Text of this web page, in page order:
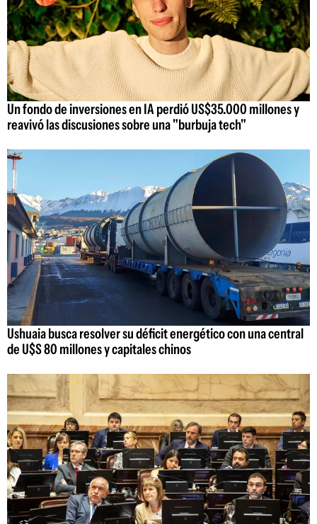
Un fondo de inversiones en IA perdió US$35.000 millones y
reavivó las discusiones sobre una "burbuja tech"
Ushuaia busca resolver su déficit energético con una central
de U$S 80 millones y capitales chinos